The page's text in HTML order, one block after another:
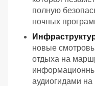
полную
ночных
новые
отдыха на
аудиогидами